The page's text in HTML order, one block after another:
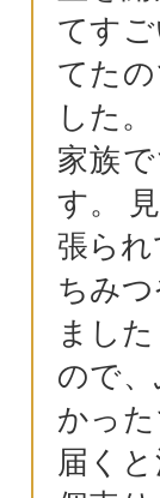
てす
てた
した
家族
す。
張ら
ちみ
まし
ので
かっ
届く